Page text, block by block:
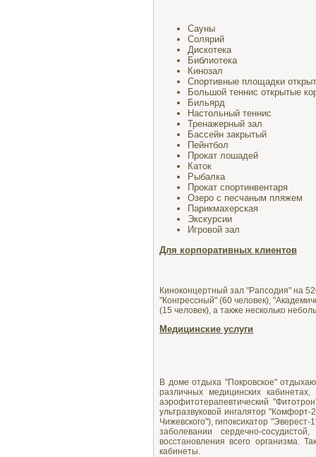
Сауны
Солярий
Дискотека
Библиотека
Кинозал
Спортивные площадки
Большой теннис открытые
Бильярд
Настольный теннис
Тренажерный зал
Бассейн закрытый
Пейнтбол
Прокат лошадей
Каток
Рыбалка
Прокат спортинвентаря
Озеро с песчаным пляжем
Парикмахерская
Экскурсии
Игровой зал
Для корпоративных клиентов
Киноконцертный зал "Рапсодия" на
"Конгрессный" (60 человек),
(15 человек), а также несколько
Медицинские услуги
В доме отдыха "Покровское"
различных медицинских
аэрофитотерапевтический
ультразвуковой ингалятор
Чижевского"), гипоксикатор
заболевании сердечно-
восстановления всего организма.
кабинеты.